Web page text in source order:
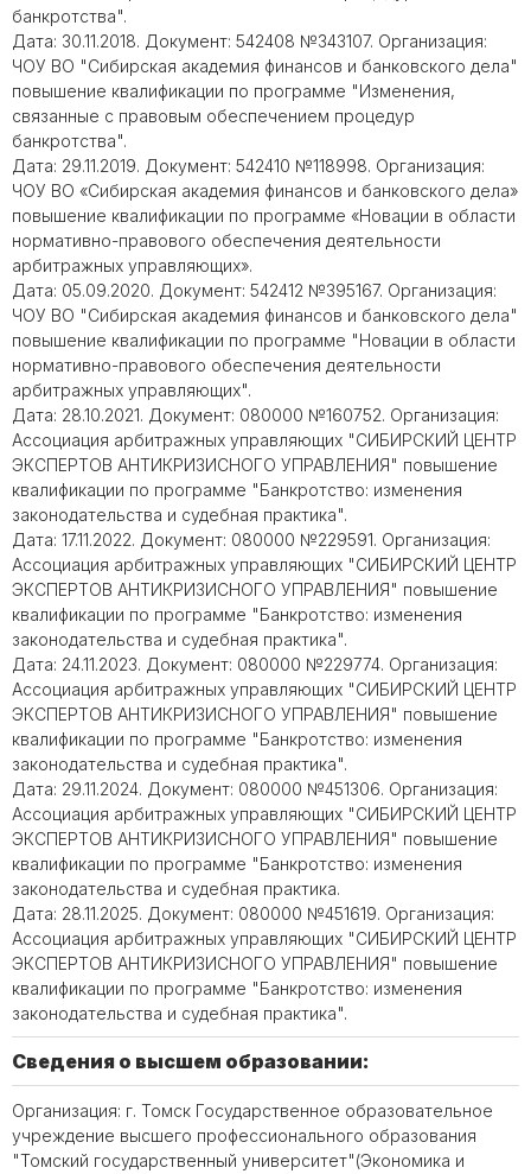
банкротства".
Дата: 30.11.2018. Документ: 542408 №343107. Организация:
ЧОУ ВО "Сибирская академия финансов и банковского дела"
повышение квалификации по программе "Изменения,
связанные с правовым обеспечением процедур
банкротства".
Дата: 29.11.2019. Документ: 542410 №118998. Организация:
ЧОУ ВО «Сибирская академия финансов и банковского дела»
повышение квалификации по программе «Новации в области
нормативно-правового обеспечения деятельности
арбитражных управляющих».
Дата: 05.09.2020. Документ: 542412 №395167. Организация:
ЧОУ ВО "Сибирская академия финансов и банковского дела"
повышение квалификации по программе "Новации в области
нормативно-правового обеспечения деятельности
арбитражных управляющих".
Дата: 28.10.2021. Документ: 080000 №160752. Организация:
Ассоциация арбитражных управляющих "СИБИРСКИЙ ЦЕНТР
ЭКСПЕРТОВ АНТИКРИЗИСНОГО УПРАВЛЕНИЯ" повышение
квалификации по программе "Банкротство: изменения
законодательства и судебная практика".
Дата: 17.11.2022. Документ: 080000 №229591. Организация:
Ассоциация арбитражных управляющих "СИБИРСКИЙ ЦЕНТР
ЭКСПЕРТОВ АНТИКРИЗИСНОГО УПРАВЛЕНИЯ" повышение
квалификации по программе "Банкротство: изменения
законодательства и судебная практика".
Дата: 24.11.2023. Документ: 080000 №229774. Организация:
Ассоциация арбитражных управляющих "СИБИРСКИЙ ЦЕНТР
ЭКСПЕРТОВ АНТИКРИЗИСНОГО УПРАВЛЕНИЯ" повышение
квалификации по программе "Банкротство: изменения
законодательства и судебная практика".
Дата: 29.11.2024. Документ: 080000 №451306. Организация:
Ассоциация арбитражных управляющих "СИБИРСКИЙ ЦЕНТР
ЭКСПЕРТОВ АНТИКРИЗИСНОГО УПРАВЛЕНИЯ" повышение
квалификации по программе "Банкротство: изменения
законодательства и судебная практика.
Дата: 28.11.2025. Документ: 080000 №451619. Организация:
Ассоциация арбитражных управляющих "СИБИРСКИЙ ЦЕНТР
ЭКСПЕРТОВ АНТИКРИЗИСНОГО УПРАВЛЕНИЯ" повышение
квалификации по программе "Банкротство: изменения
законодательства и судебная практика".
Сведения о высшем образовании:
Организация: г. Томск Государственное образовательное
учреждение высшего профессионального образования
"Томский государственный университет"(Экономика и